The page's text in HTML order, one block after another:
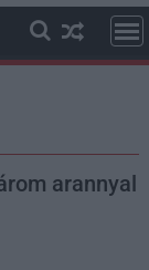
arannyal